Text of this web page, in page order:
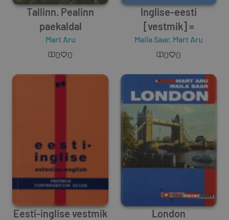
Tallinn. Pealinn
paekaldal
Mart Aru
0 0
Inglise-eesti
[vestmik] =
Maila Saar, Mart Aru
0 0
Eesti-inglise vestmik
London